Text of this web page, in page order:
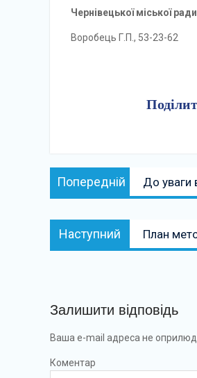
Чернівецької
Воробець Г.П., 53-23-62
Навігація
записів
Попередній Попередній:
До уваги
Наступний Наступний:
План
Залишити відповідь
Ваша e-mail адреса не
Коментар